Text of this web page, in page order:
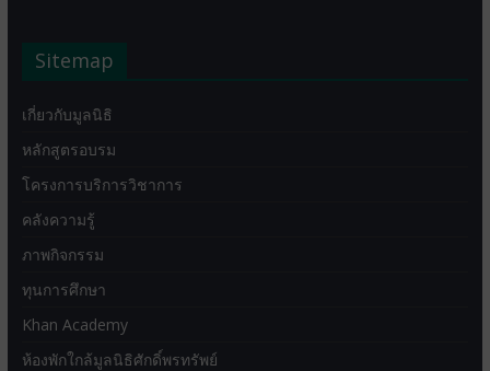
Sitemap
เกี่ยวกับมูลนิธิ
หลักสูตรอบรม
โครงการบริการวิชาการ
คลังความรู้
ภาพกิจกรรม
ทุนการศึกษา
Khan Academy
ห้องพักใกล้มูลนิธิศักดิ์พรทรัพย์